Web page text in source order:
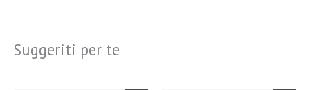
Suggeriti per te